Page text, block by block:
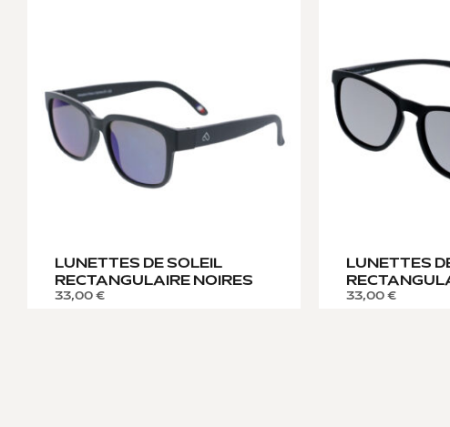
LUNETTES DE SOLEIL
RECTANGULAIRE NOIRES
33,00 €
LUNETTES
33,00 €